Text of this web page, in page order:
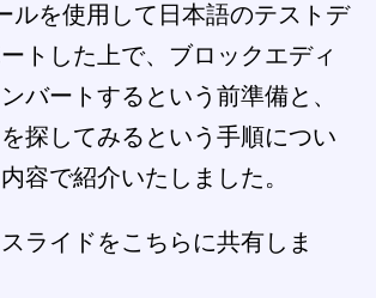
ルを使用して日本語のテストデ
トした上で、ブロックエディ
バートするという前準備と、
探してみるという手順につい
容で紹介いたしました。
ライドをこちらに共有しま